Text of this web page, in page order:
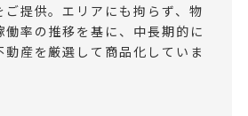
ご提供。エリアにも拘らず、物
働率の推移を基に、中長期的に
動産を厳選して商品化していま